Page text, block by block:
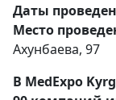
Даты
Место
Ахунбаева, 97
В MedExpo